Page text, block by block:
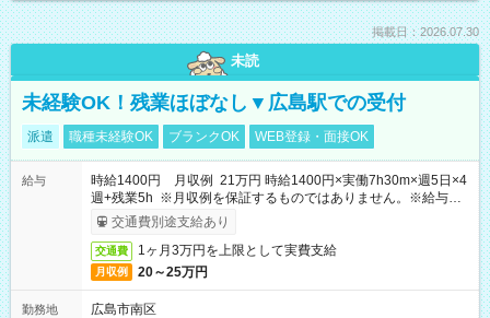
掲載日：2026.07.30
未読
未経験OK！残業ほぼなし▼広島駅での受付
派遣 職種未経験OK ブランクOK WEB登録・面接OK
給与
時給1400円 月収例 21万円 時給1400円×実働7h30m×週5日×4
週+残業5h ※月収例を保証するものではありません。※給与即
受取りサービス利用可（利用条件有）
交通費別途支給あり
交通費 1ヶ月3万円を上限として実費支給
月収例 20～25万円
勤務地
広島市南区